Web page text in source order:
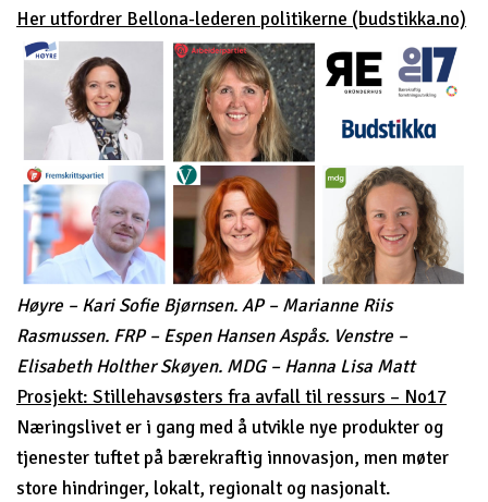
Her utfordrer Bellona-lederen politikerne (budstikka.no)
Høyre – Kari Sofie Bjørnsen. AP – Marianne Riis
Rasmussen. FRP – Espen Hansen Aspås. Venstre –
Elisabeth Holther Skøyen. MDG – Hanna Lisa Matt
Prosjekt: Stillehavsøsters fra avfall til ressurs – No17
Næringslivet er i gang med å utvikle nye produkter og
tjenester tuftet på bærekraftig innovasjon, men møter
store hindringer, lokalt, regionalt og nasjonalt.